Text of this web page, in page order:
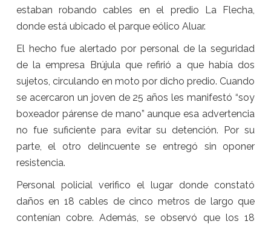
estaban robando cables en el predio La Flecha,
donde está ubicado el parque eólico Aluar.
El hecho fue alertado por personal de la seguridad
de la empresa Brújula que refirió a que había dos
sujetos, circulando en moto por dicho predio. Cuando
se acercaron un joven de 25 años les manifestó “soy
boxeador párense de mano” aunque esa advertencia
no fue suficiente para evitar su detención. Por su
parte, el otro delincuente se entregó sin oponer
resistencia.
Personal policial verifico el lugar donde constató
daños en 18 cables de cinco metros de largo que
contenían cobre. Además, se observó que los 18